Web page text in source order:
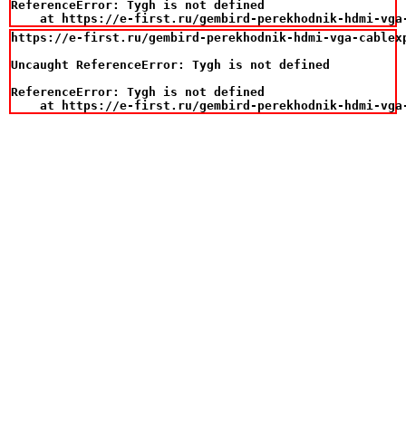
ReferenceError: Tygh is not defined
at https://e-first.ru/gembird-perekhodnik-hdmi-
https://e-first.ru/gembird-perekhodnik-hdmi-vga-
Uncaught ReferenceError: Tygh is not defined
ReferenceError: Tygh is not defined
at https://e-first.ru/gembird-perekhodnik-hdmi-